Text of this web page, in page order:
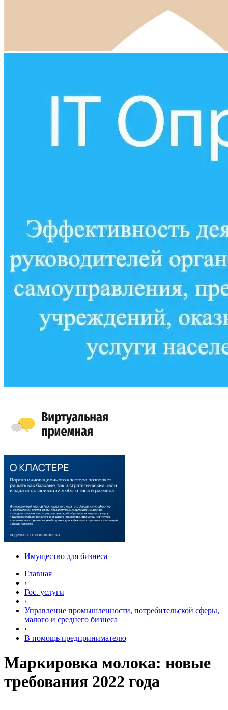
Имущество для бизнеса
Главная
›
Гос. услуги
›
Управление промышленности, потребительской сферы,
малого и среднего бизнеса
›
В помощь предпринимателю
Маркировка молока: новые
требования 2022 года